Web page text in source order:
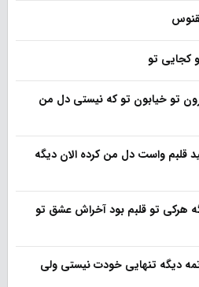
کجایی تو
تو خیابون تو که نیستی دل من
قلبم واست دل من کرده الان دیگه
هرکی تو قلبم بود آخراش عشق تو
دیگه تنهایی خودت نیستی ولی